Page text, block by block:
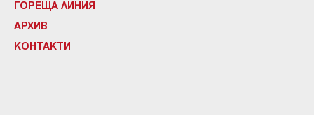
ГОРЕЩА ЛИНИЯ
АРХИВ
КОНТАКТИ